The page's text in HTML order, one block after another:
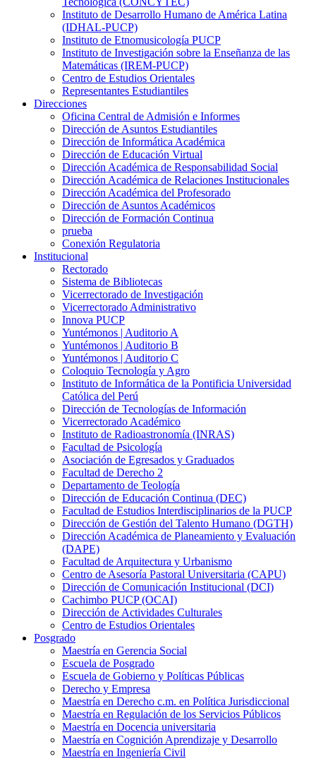
Instituto de Desarrollo Humano de América Latina
(IDHAL-PUCP)
Instituto de Etnomusicología PUCP
Instituto de Investigación sobre la Enseñanza de las
Matemáticas (IREM-PUCP)
Centro de Estudios Orientales
Representantes Estudiantiles
Direcciones
Oficina Central de Admisión e Informes
Dirección de Asuntos Estudiantiles
Dirección de Informática Académica
Dirección de Educación Virtual
Dirección Académica de Responsabilidad Social
Dirección Académica de Relaciones Institucionales
Dirección Académica del Profesorado
Dirección de Asuntos Académicos
Dirección de Formación Continua
prueba
Conexión Regulatoria
Institucional
Rectorado
Sistema de Bibliotecas
Vicerrectorado de Investigación
Vicerrectorado Administrativo
Innova PUCP
Yuntémonos | Auditorio A
Yuntémonos | Auditorio B
Yuntémonos | Auditorio C
Coloquio Tecnología y Agro
Instituto de Informática de la Pontificia Universidad
Católica del Perú
Dirección de Tecnologías de Información
Vicerrectorado Académico
Instituto de Radioastronomía (INRAS)
Facultad de Psicología
Asociación de Egresados y Graduados
Facultad de Derecho 2
Departamento de Teología
Dirección de Educación Continua (DEC)
Facultad de Estudios Interdisciplinarios de la PUCP
Dirección de Gestión del Talento Humano (DGTH)
Dirección Académica de Planeamiento y Evaluación
(DAPE)
Facultad de Arquitectura y Urbanismo
Centro de Asesoría Pastoral Universitaria (CAPU)
Dirección de Comunicación Institucional (DCI)
Cachimbo PUCP (OCAI)
Dirección de Actividades Culturales
Centro de Estudios Orientales
Posgrado
Maestría en Gerencia Social
Escuela de Posgrado
Escuela de Gobierno y Políticas Públicas
Derecho y Empresa
Maestría en Derecho c.m. en Política Jurisdiccional
Maestría en Regulación de los Servicios Públicos
Maestría en Docencia universitaria
Maestría en Cognición Aprendizaje y Desarrollo
Maestría en Ingeniería Civil